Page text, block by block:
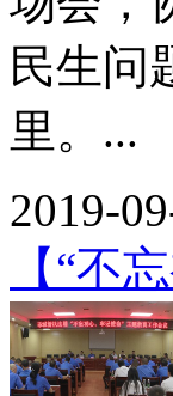
民生问
里。...
2019-
【“不